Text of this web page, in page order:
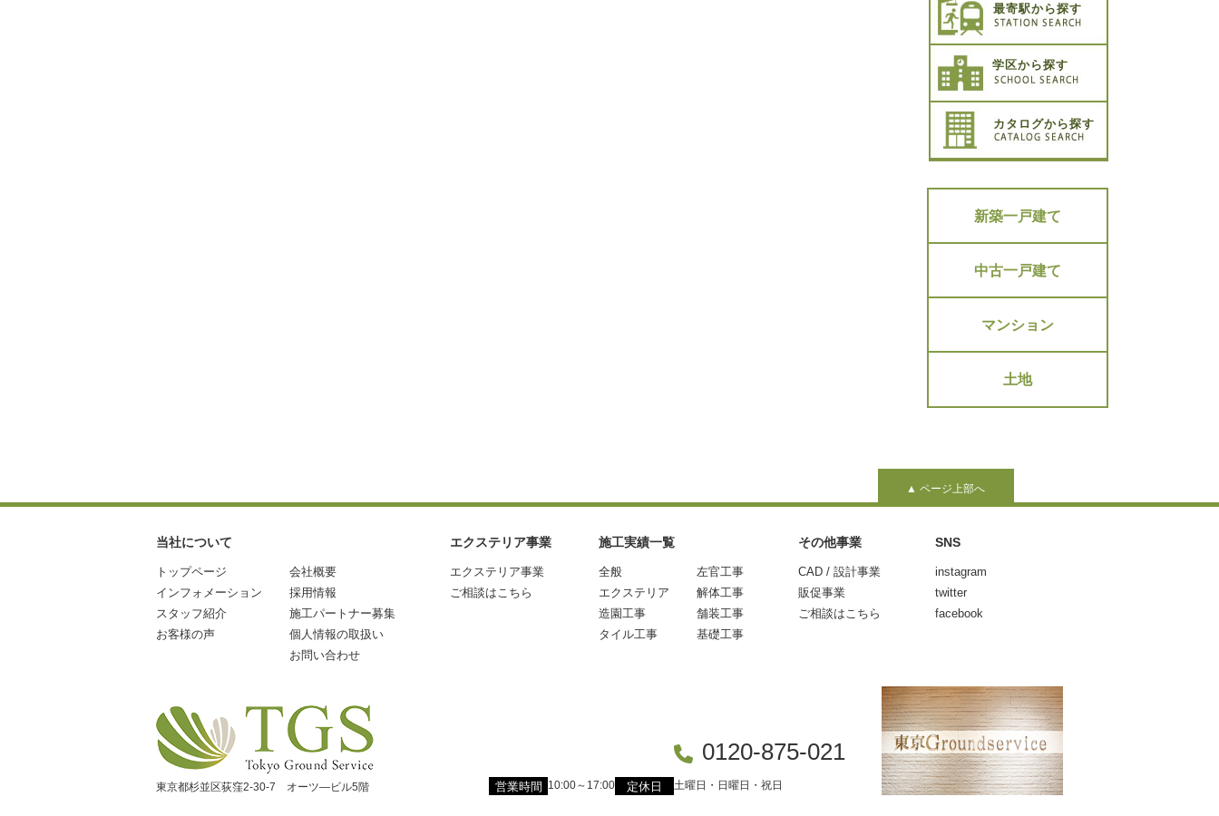
最寄駅から探す
学区から探す
カタログから探す
新築一戸建て
中古一戸建て
マンション
土地
▲ ページ上部へ
当社について
トップページ
インフォメーション
スタッフ紹介
お客様の声
会社概要
採用情報
施工パートナー募集
個人情報の取扱い
お問い合わせ
エクステリア事業
エクステリア事業
ご相談はこちら
施工実績一覧
全般
エクステリア
造園工事
タイル工事
左官工事
解体工事
舗装工事
基礎工事
その他事業
CAD / 設計事業
販促事業
ご相談はこちら
SNS
instagram
twitter
facebook
東京都杉並区荻窪2-30-7 オーツ―ビル5階
0120-875-021
営業時間 10:00～17:00 定休日 土曜日・日曜日・祝日